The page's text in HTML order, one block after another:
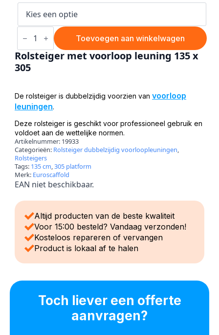
Rolsteiger
met
leuning
135
x
Toevoegen aan winkelwagen
Rolsteiger met voorloop leuning 135 x
305
De rolsteiger is dubbelzijdig voorzien van voorloop
leuningen.
Deze rolsteiger is geschikt voor professioneel gebruik en
voldoet aan de wettelijke normen.
Artikelnummer: 19933
Categorieën: Rolsteiger dubbelzijdig voorloopleuningen,
Rolsteigers
Tags: 135 cm,305 platform
Merk: Euroscaffold
EAN niet beschikbaar.
Altijd producten van de beste kwaliteit
Voor 15:00 besteld? Vandaag verzonden!
Kosteloos repareren of vervangen
Product is lokaal af te halen
Toch liever een offerte
aanvragen?